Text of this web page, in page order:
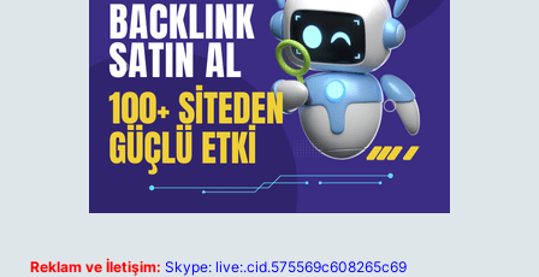
Reklam ve İletişim: Skype: live:.cid.575569c608265c69